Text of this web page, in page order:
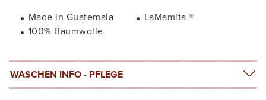
Made in Guatemala
LaMamita ®
100% Baumwolle
WASCHEN INFO - PFLEGE